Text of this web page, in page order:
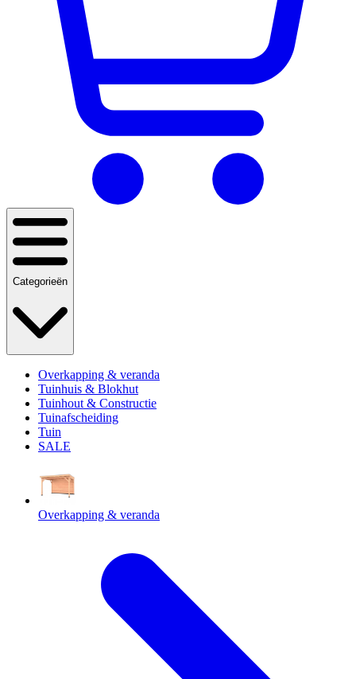
Categorieën
Overkapping & veranda
Tuinhuis & Blokhut
Tuinhout & Constructie
Tuinafscheiding
Tuin
SALE
Overkapping & veranda